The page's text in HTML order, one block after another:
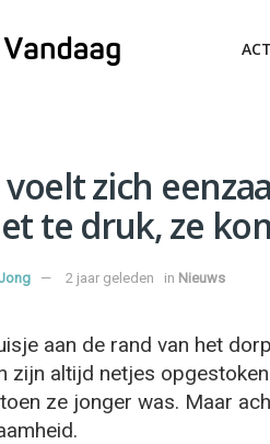
voelt zich
te druk, ze
2 jaar geleden in Nieuws
aan de rand van het
zijn altijd netjes
ze jonger was. Maar